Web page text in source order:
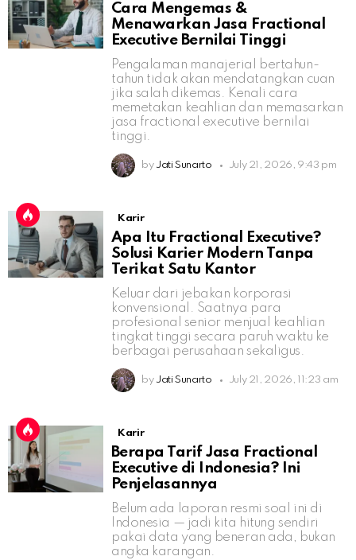
Cara Mengemas &
Menawarkan Jasa Fractional
Executive Bernilai Tinggi
Pengalaman manajerial bertahun-
tahun tidak akan mendatangkan cuan
jika salah dikemas. Kenali cara
memetakan keahlian dan memasarkan
jasa fractional executive bernilai
tinggi.
by Jati Sunarto July 21, 2026, 9:43 pm
Karir
Apa Itu Fractional Executive?
Solusi Karier Modern Tanpa
Terikat Satu Kantor
Keluar dari jebakan korporasi
konvensional. Saatnya para
profesional senior menjual keahlian
tingkat tinggi secara paruh waktu ke
berbagai perusahaan sekaligus.
by Jati Sunarto July 21, 2026, 11:23 am
Karir
Berapa Tarif Jasa Fractional
Executive di Indonesia? Ini
Penjelasannya
Belum ada laporan resmi soal ini di
Indonesia — jadi kita hitung sendiri
pakai data yang beneran ada, bukan
angka karangan.